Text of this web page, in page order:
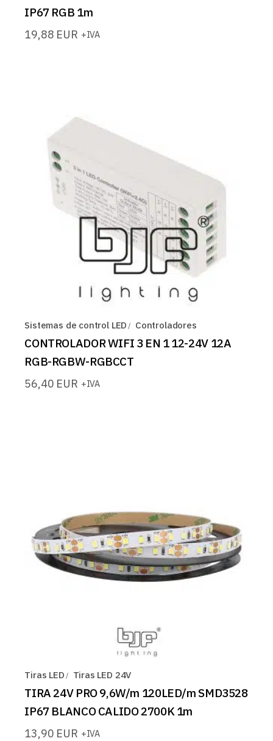
IP67 RGB 1m
19,88 EUR +IVA
Sistemas de control LED Controladores
CONTROLADOR WIFI 3 EN 1 12-24V 12A
RGB-RGBW-RGBCCT
56,40 EUR +IVA
Tiras LED Tiras LED 24V
TIRA 24V PRO 9,6W/m 120LED/m SMD3528
IP67 BLANCO CALIDO 2700K 1m
13,90 EUR +IVA